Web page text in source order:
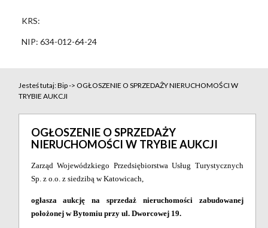
KRS:
NIP: 634-012-64-24
Jesteś tutaj:Bip-> OGŁOSZENIE O SPRZEDAŻY NIERUCHOMOŚCI W
TRYBIE AUKCJI
OGŁOSZENIE O SPRZEDAŻY
NIERUCHOMOŚCI W TRYBIE AUKCJI
Zarząd Wojewódzkiego Przedsiębiorstwa Usług Turystycznych
Sp. z o.o. z siedzibą w Katowicach,
ogłasza aukcję na sprzedażnieruchomości zabudowanej
położonej w Bytomiu przy ul. Dworcowej 19.